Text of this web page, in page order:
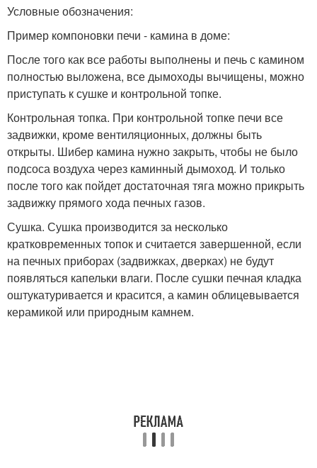
Условные обозначения:
Пример компоновки печи - камина в доме:
После того как все работы выполнены и печь с камином
полностью выложена, все дымоходы вычищены, можно
приступать к сушке и контрольной топке.
Контрольная топка. При контрольной топке печи все
задвижки, кроме вентиляционных, должны быть
открыты. Шибер камина нужно закрыть, чтобы не было
подсоса воздуха через каминный дымоход. И только
после того как пойдет достаточная тяга можно прикрыть
задвижку прямого хода печных газов.
Сушка. Сушка производится за несколько
кратковременных топок и считается завершенной, если
на печных приборах (задвижках, дверках) не будут
появляться капельки влаги. После сушки печная кладка
оштукатуривается и красится, а камин облицевывается
керамикой или природным камнем.